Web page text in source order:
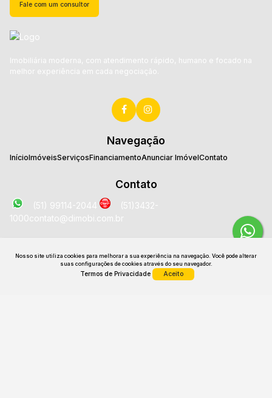
Nosso site utiliza cookies para melhorar a sua experiência na navegação. Você pode alterar
suas configurações de cookies através do seu navegador.
Termos de Privacidade Aceito
Fale com um consultor
Imobiliária moderna, com atendimento rápido, humano e focado na
melhor experiência em cada negociação.
Navegação
InícioImóveisServiçosFinanciamentoAnunciar ImóvelContato
Contato
(51) 99114-2044
(51)3432-
1000contato@dimobi.com.br
Avenida José Loureiro da Silva, 2025, Sala 1707, Centro
Brasil